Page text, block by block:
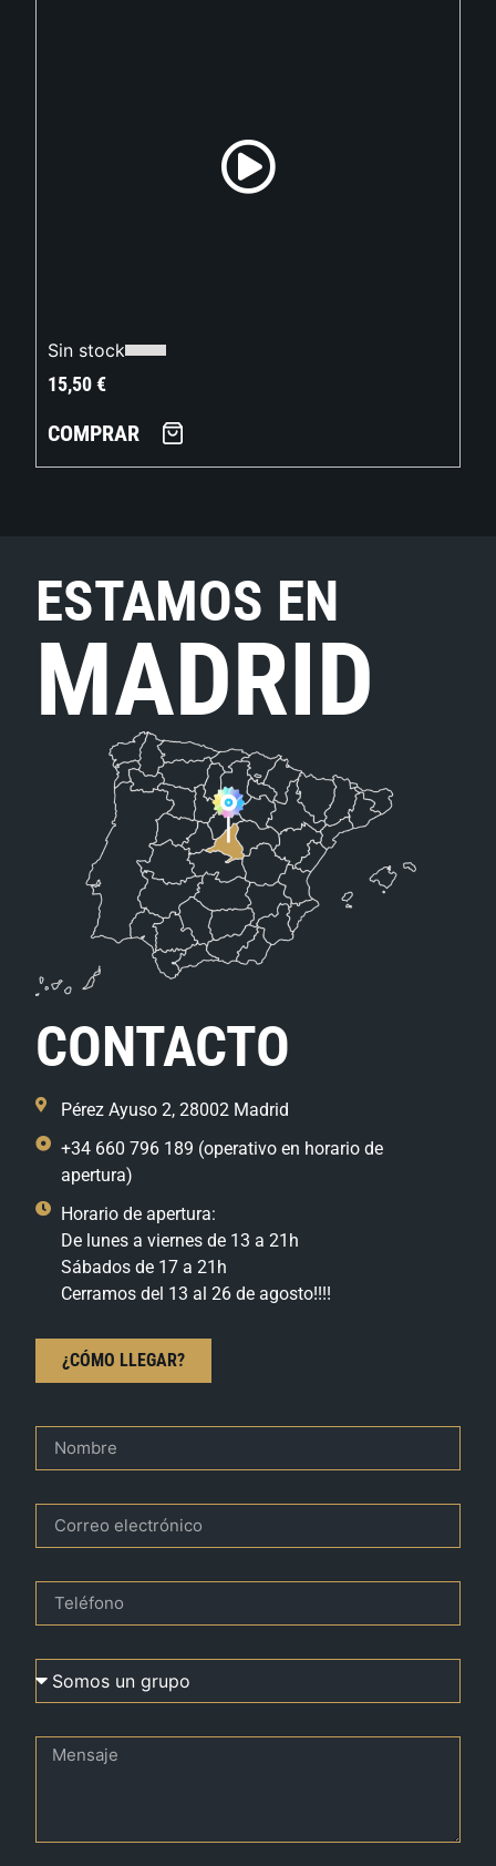
Sin stock
15,50€
COMPRAR
ESTAMOS EN
MADRID
CONTACTO
Pérez Ayuso 2, 28002 Madrid
+34 660 796 189 (operativo en horario de
apertura)
Horario de apertura:
De lunes a viernes de 13 a 21h
Sábados de 17 a 21h
Cerramos del 13 al 26 de agosto!!!!
¿CÓMO LLEGAR?